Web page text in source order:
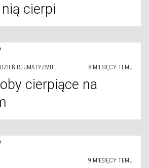
cierpi
REUMATYZMU 8 MIESIĘCY TEMU
cierpiące na
9 MIESIĘCY TEMU